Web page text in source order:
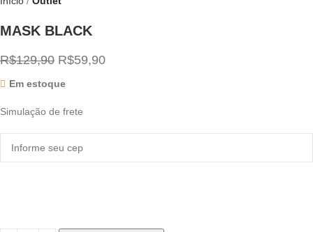
MASK BLACK
R$129,90 R$59,90
Em estoque
Simulação de frete